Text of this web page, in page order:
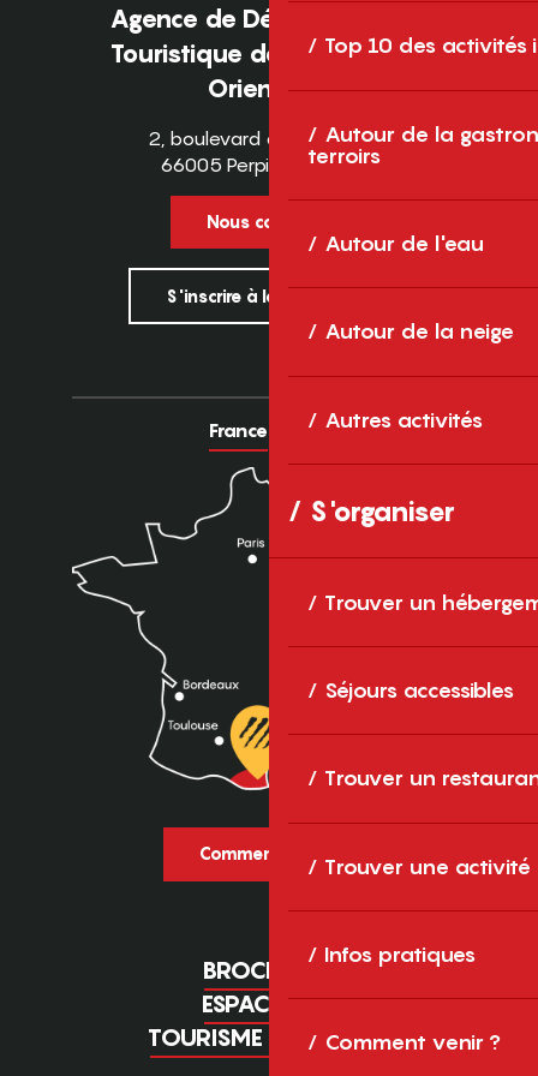
Top 10 des activités
Autour de la
terroirs
Autour de l'eau
Autour de la neige
Autres activités
S'organiser
Trouver un
Séjours accessibles
Trouver un
Trouver une activité
Infos pratiques
Comment venir ?
Agence de Développement
Touristique des Pyrénées-
Orientales
2, boulevard des Pyrénées
66005 Perpignan Cedex
Nous contacter
S'inscrire à la newsletter
France Europe
Comment venir ?
BROCHURES
ESPACE PRO
TOURISME D'AFFAIRES